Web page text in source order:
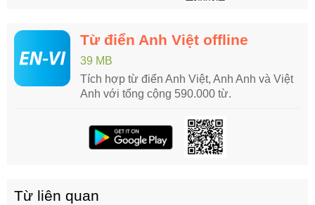
Từ điển Anh Việt offline
39 MB
Tích hợp từ điển Anh Việt, Anh Anh và Việt
Anh với tổng cộng 590.000 từ.
Từ liên quan